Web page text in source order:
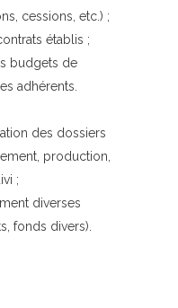
cessions, etc.) ;
établis ;
budgets de
adhérents.
des dossiers
production,
;
diverses
fonds divers).